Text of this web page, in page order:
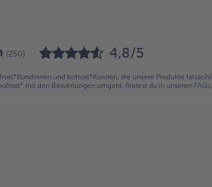
(250) 4,8/5
und bofrost*Kunden, die unsere Produkte
mit den Bewertungen umgeht, findest du in unseren FAQs